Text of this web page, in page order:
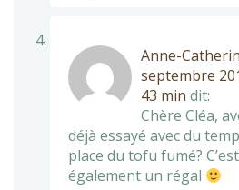
Anne-
septembre
43 min dit:
Chère Cléa,
déjà essayé avec du
place du tofu fumé? C’est
également un régal